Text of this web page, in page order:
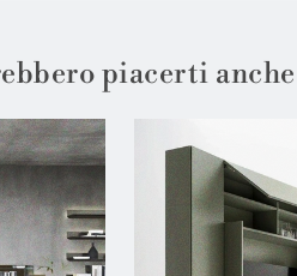
piacerti anche